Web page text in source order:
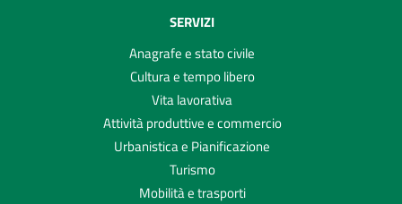
SERVIZI
Anagrafe e stato civile
Cultura e tempo libero
Vita lavorativa
Attività produttive e commercio
Urbanistica e Pianificazione
Turismo
Mobilità e trasporti